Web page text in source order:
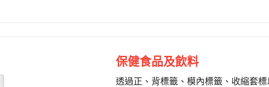
保健食品及飲料
透過正、背標籤、模內標籤、收縮套